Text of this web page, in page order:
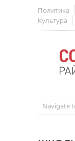
Политика
Культура